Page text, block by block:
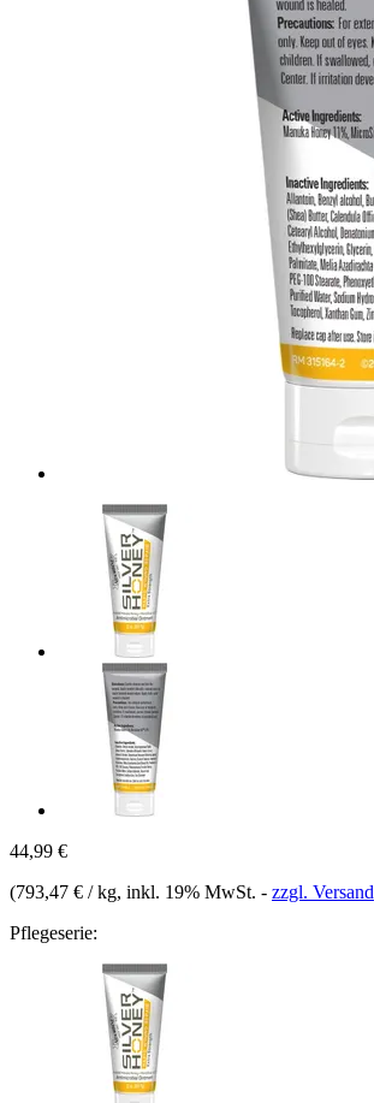
44,99 €
(793,47 € / kg, inkl. 19% MwSt. - zzgl. Versand
Pflegeserie: